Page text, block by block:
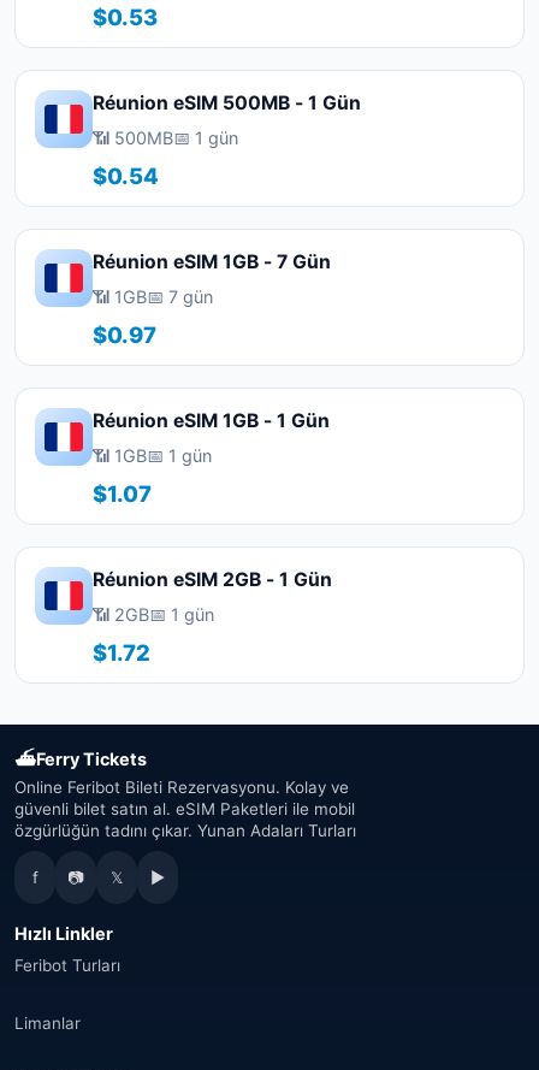
$0.53
Réunion eSIM 500MB - 1 Gün
📶 500MB📅 1 gün
$0.54
Réunion eSIM 1GB - 7 Gün
📶 1GB📅 7 gün
$0.97
Réunion eSIM 1GB - 1 Gün
📶 1GB📅 1 gün
$1.07
Réunion eSIM 2GB - 1 Gün
📶 2GB📅 1 gün
$1.72
⛴Ferry Tickets
Online Feribot Bileti Rezervasyonu. Kolay ve
güvenli bilet satın al. eSIM Paketleri ile mobil
özgürlüğün tadını çıkar. Yunan Adaları Turları
f 📷 𝕏 ▶
Hızlı Linkler
Feribot Turları
Limanlar